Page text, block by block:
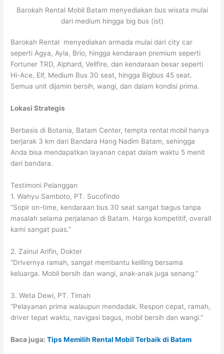
Barokah Rental Mobil Batam menyediakan bus wisata mulai
dari medium hingga big bus (ist)
Barokah Rental menyediakan armada mulai dari city car
seperti Agya, Ayla, Brio, hingga kendaraan premium seperti
Fortuner TRD, Alphard, Vellfire, dan kendaraan besar seperti
Hi-Ace, Elf, Medium Bus 30 seat, hingga Bigbus 45 seat.
Semua unit dijamin bersih, wangi, dan dalam kondisi prima.
Lokasi Strategis
Berbasis di Botania, Batam Center, tempta rental mobil hanya
berjarak 3 km dari Bandara Hang Nadim Batam, sehingga
Anda bisa mendapatkan layanan cepat dalam waktu 5 menit
dari bandara.
Testimoni Pelanggan
1. Wahyu Samboto, PT. Sucofindo
“Sopir on-time, kendaraan bus 30 seat sangat bagus tanpa
masalah selama perjalanan di Batam. Harga kompetitif, overall
kami sangat puas.”
2. Zainul Arifin, Dokter
“Drivernya ramah, sangat membantu keliling bersama
keluarga. Mobil bersih dan wangi, anak-anak juga senang.”
3. Weta Dewi, PT. Timah
“Pelayanan prima walaupun mendadak. Respon cepat, ramah,
driver tepat waktu, navigasi bagus, mobil bersih dan wangi.”
Baca juga:Tips Memilih Rental Mobil Terbaik di Batam